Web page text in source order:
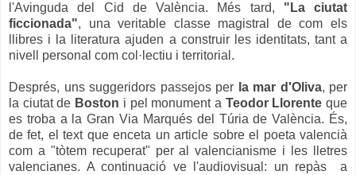
l'Avinguda del Cid de València. Més tard, "La ciutat
ficcionada", una veritable classe magistral de com els
llibres i la literatura ajuden a construir les identitats, tant a
nivell personal com col·lectiu i territorial.
Després, uns suggeridors passejos per la mar d'Oliva, per
la ciutat de Boston i pel monument a Teodor Llorente que
es troba a la Gran Via Marqués del Túria de València. És,
de fet, el text que enceta un article sobre el poeta valencià
com a "tòtem recuperat" per al valencianisme i les lletres
valencianes. A continuació ve l'audiovisual: un repàs a